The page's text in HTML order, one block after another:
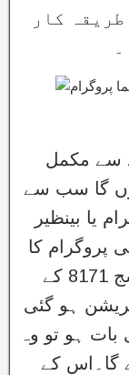
کار
کے حوالے سے مکمل
گا سب سے
یا بینظیر
پروگرام کا
حصہ ہے تو آپ کو تصدیقی میسج 8171 کے
ہو گئی
ہو تو وہ
کرے گا۔اس کے